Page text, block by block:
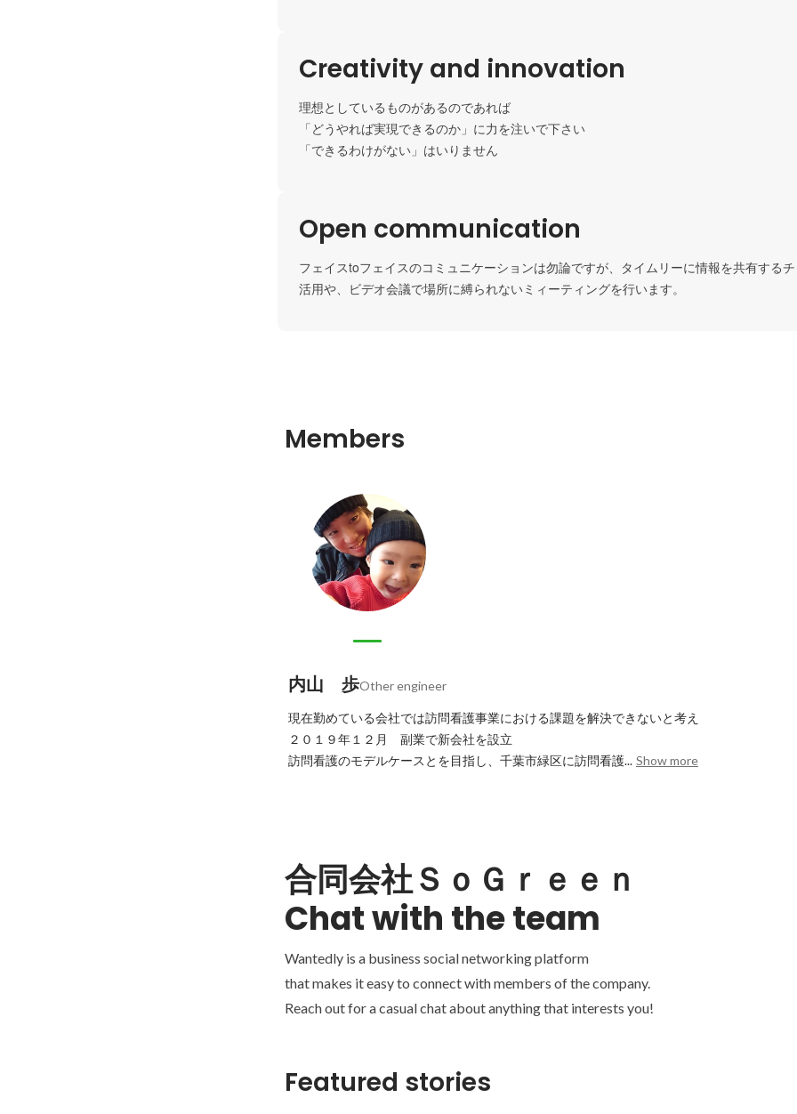
Creativity and innovation
理想としているものがあるのであれば
「どうやれば実現できるのか」に力を注いで下さい
「できるわけがない」はいりません
Open communication
フェイスtoフェイスのコミュニケーションは勿論ですが、タイムリーに情報を共有する
活用や、ビデオ会議で場所に縛られないミィーティングを行います。
Members
内山 歩Other engineer
現在勤めている会社では訪問看護事業における課題を解決できないと考え
２０１９年１２月　副業で新会社を設立
訪問看護のモデルケースとを目指し、千葉市緑区に訪問看護... Show more
合同会社ＳｏＧｒｅｅｎ
Chat with the team
Wantedly is a business social networking platform
that makes it easy to connect with members of the company.
Reach out for a casual chat about anything that interests you!
Featured stories